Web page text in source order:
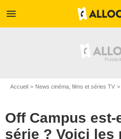
menu
Accueil News cinéma, films et séries TV
Off Campus
série ? Voici les